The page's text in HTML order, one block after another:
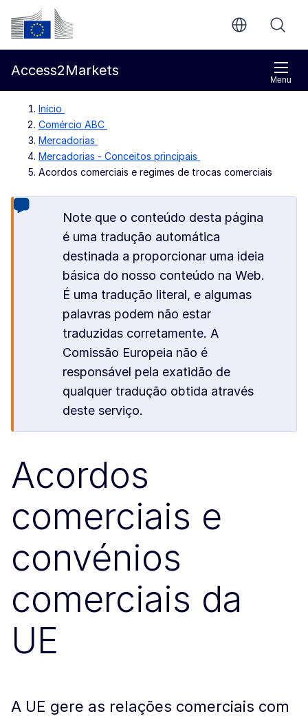
Ir para o conteúdo principal
Comissão Europeia
Menu
Access2Markets
Início
Comércio ABC
Mercadorias
Mercadorias - Conceitos principais
Acordos comerciais e regimes de trocas comerciais
Note que o conteúdo desta página
é uma tradução automática
destinada a proporcionar uma ideia
básica do nosso conteúdo na Web.
É uma tradução literal, e algumas
palavras podem não estar
traduzidas corretamente. A
Comissão Europeia não é
responsável pela exatidão de
qualquer tradução obtida através
deste serviço.
Acordos
comerciais e
convénios
comerciais da
UE
A UE gere as relações comerciais com